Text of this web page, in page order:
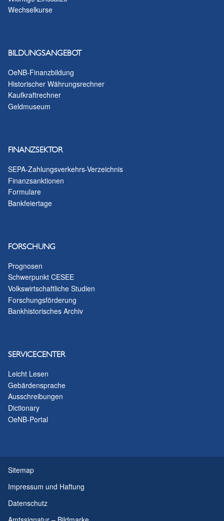
Wechselkurse
BILDUNGSANGEBOT
OeNB-Finanzbildung
Historischer Währungsrechner
Kaufkraftrechner
Geldmuseum
FINANZSEKTOR
SEPA-Zahlungsverkehrs-Verzeichnis
Finanzsanktionen
Formulare
Bankfeiertage
FORSCHUNG
Prognosen
Schwerpunkt CESEE
Volkswirtschaftliche Studien
Forschungsförderung
Bankhistorisches Archiv
SERVICECENTER
Leicht Lesen
Gebärdensprache
Ausschreibungen
Dictionary
OeNB-Portal
Sitemap
Impressum und Haftung
Datenschutz